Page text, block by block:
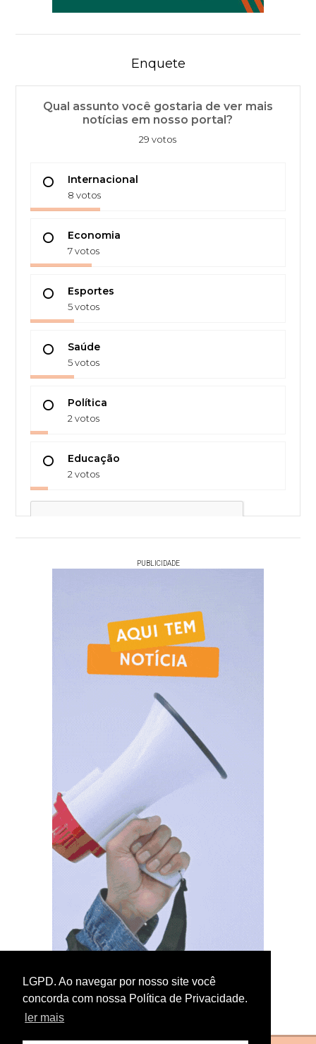
LGPD. Ao navegar por nosso site você
concorda com nossa Política de Privacidade.
ler mais
Enquete
Qual assunto você gostaria de ver mais
notícias em nosso portal?
29 votos
Internacional
8 votos
Economia
7 votos
Esportes
5 votos
Saúde
5 votos
Política
2 votos
Educação
2 votos
PUBLICIDADE